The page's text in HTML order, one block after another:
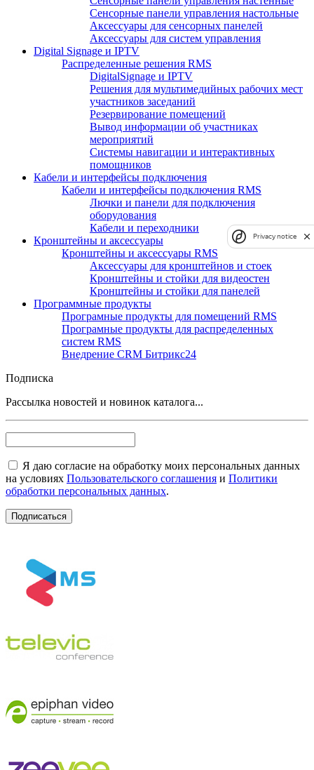
Сенсорные панели управления настольные
Аксессуары для сенсорных панелей
Аксессуары для систем управления
Digital Signage и IPTV
Распределенные решения RMS
DigitalSignage и IPTV
Решения для мультимедийных рабочих мест
участников заседаний
Резервирование помещений
Вывод информации об участниках
мероприятий
Системы навигации и интерактивных
помощников
Кабели и интерфейсы подключения
Кабели и интерфейсы подключения RMS
Лючки и панели для подключения
оборудования
Кабели и переходники
Кронштейны и аксессуары
Кронштейны и аксессуары RMS
Аксессуары для кронштейнов и стоек
Кронштейны и стойки для видеостен
Кронштейны и стойки для панелей
Программные продукты
Програмные продукты для помещений RMS
Програмные продукты для распределенных
систем RMS
Внедрение CRM Битрикс24
Подписка
Рассылка новостей и новинок каталога...
Я даю согласие на обработку моих персональных данных
на условиях Пользовательского соглашения и Политики
обработки персональных данных.
Privacy notice